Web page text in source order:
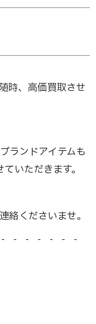
時、高価買取させ
ランドアイテムも
いただきます。
絡くださいませ。
- - - - - -